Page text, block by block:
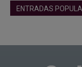
ENTRADAS